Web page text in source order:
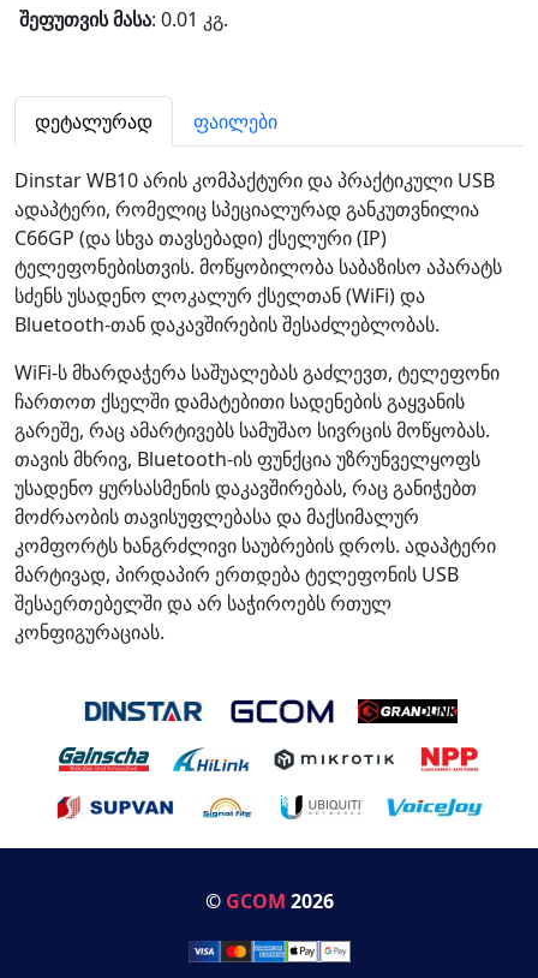
შეფუთვის მასა: 0.01 კგ.
დეტალურად ფაილები
Dinstar WB10 არის კომპაქტური და პრაქტიკული USB
ადაპტერი, რომელიც სპეციალურად განკუთვნილია
C66GP (და სხვა თავსებადი) ქსელური (IP)
ტელეფონებისთვის. მოწყობილობა საბაზისო აპარატს
სძენს უსადენო ლოკალურ ქსელთან (WiFi) და
Bluetooth-თან დაკავშირების შესაძლებლობას.
WiFi-ს მხარდაჭერა საშუალებას გაძლევთ, ტელეფონი
ჩართოთ ქსელში დამატებითი სადენების გაყვანის
გარეშე, რაც ამარტივებს სამუშაო სივრცის მოწყობას.
თავის მხრივ, Bluetooth-ის ფუნქცია უზრუნველყოფს
უსადენო ყურსასმენის დაკავშირებას, რაც განიჭებთ
მოძრაობის თავისუფლებასა და მაქსიმალურ
კომფორტს ხანგრძლივი საუბრების დროს. ადაპტერი
მარტივად, პირდაპირ ერთდება ტელეფონის USB
შესაერთებელში და არ საჭიროებს რთულ
კონფიგურაციას.
© GCOM 2026